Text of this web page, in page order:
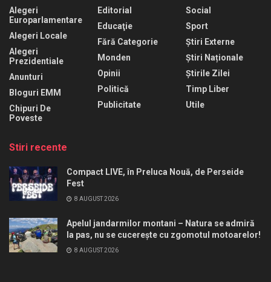
Alegeri
Europarlamentare
Alegeri Locale
Alegeri
Prezidentiale
Anunturi
Bloguri EMM
Chipuri De
Poveste
Editorial
Educaţie
Fără Categorie
Monden
Opinii
Politică
Publicitate
Social
Sport
Știri Externe
Știri Naționale
Știrile Zilei
Timp Liber
Utile
Stiri recente
Compact LIVE, în Preluca Nouă, de Perseide
Fest
8 AUGUST 2026
Apelul jandarmilor montani – Natura se admiră
la pas, nu se cucerește cu zgomotul motoarelor!
8 AUGUST 2026